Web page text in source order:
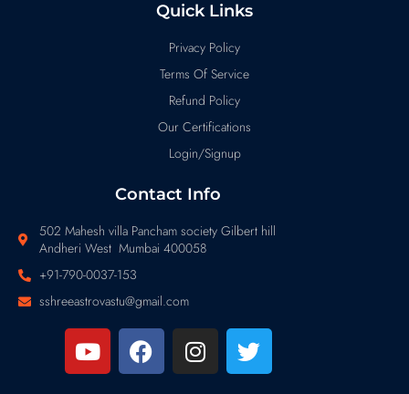
Quick Links
Privacy Policy
Terms Of Service
Refund Policy
Our Certifications
Login/Signup
Contact Info
502 Mahesh villa Pancham society Gilbert hill
Andheri West Mumbai 400058
+91-790-0037-153
sshreeastrovastu@gmail.com